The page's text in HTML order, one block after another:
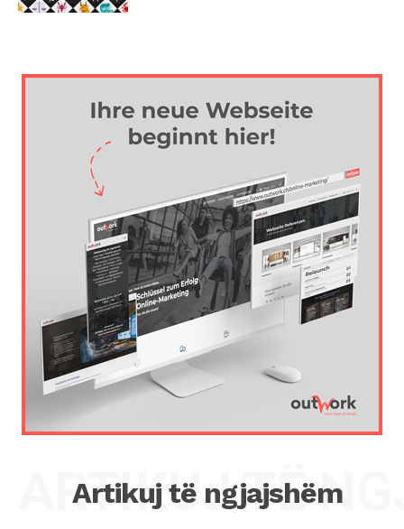
Artikuj të ngjajshëm
ARTIKUJ TË